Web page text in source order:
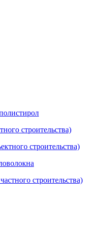
строительства)
строительства)
строительства)